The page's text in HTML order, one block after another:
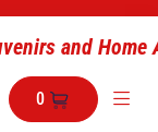
0